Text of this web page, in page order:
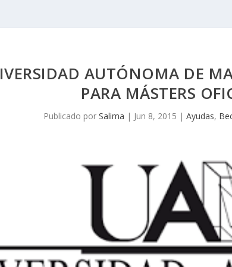
AUTÓNOMA DE
PARA MÁSTERS
Publicado porSalima | Jun 8, 2015 |Ayudas,